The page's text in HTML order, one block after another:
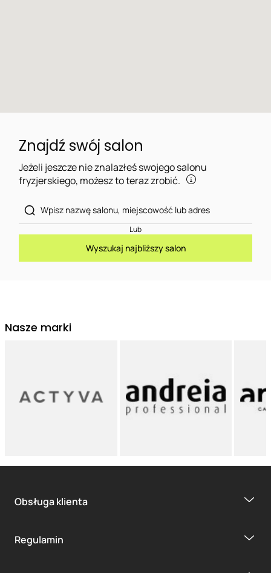
Znajdź swój salon
Jeżeli jeszcze nie znalazłeś swojego salonu
fryzjerskiego, możesz to teraz zrobić.
Lub
Wyszukaj najbliższy salon
Nasze marki
Obsługa klienta
Regulamin